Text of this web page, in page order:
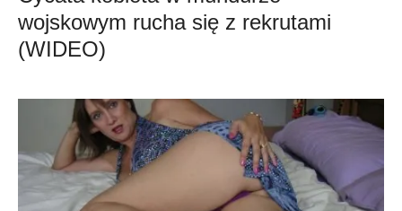
wojskowym rucha się z rekrutami
(WIDEO)